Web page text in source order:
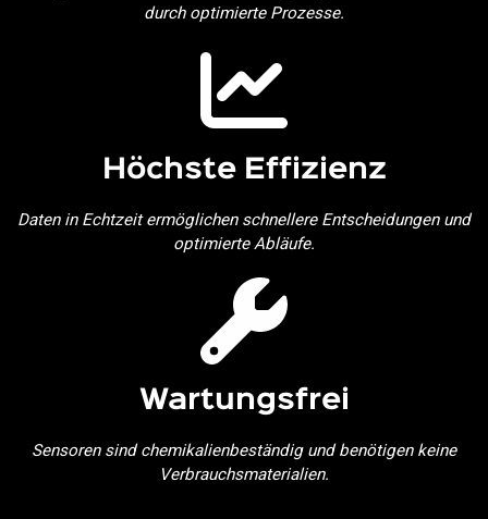
durch optimierte Prozesse.
Höchste Effizienz
Daten in Echtzeit ermöglichen schnellere Entscheidungen und
optimierte Abläufe.
Wartungsfrei
Sensoren sind chemikalienbeständig und benötigen keine
Verbrauchsmaterialien.